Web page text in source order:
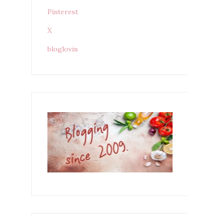
Pinterest
X
bloglovin